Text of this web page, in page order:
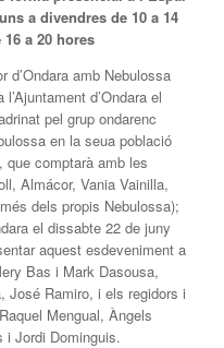
a divendres de 10 a 14
a 20 hores
d’Ondara amb Nebulossa
d’Ondara el
pel grup ondarenc
en la seua població
que comptarà amb les
Almácor, Vania Vainilla,
dels propis Nebulossa);
el dissabte 22 de juny
aquest esdeveniment a
Bas i Mark Dasousa,
José Ramiro, i els regidors i
Mengual, Àngels
i Jordi Dominguis.